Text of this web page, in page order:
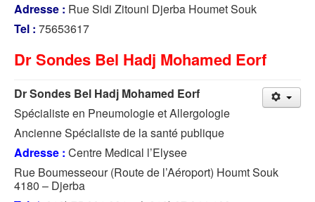
Adresse : Rue Sidi Zitouni Djerba Houmet Souk
Tel : 75653617
Dr Sondes Bel Hadj Mohamed Eorf
Dr Sondes Bel Hadj Mohamed Eorf
Spécialiste en Pneumologie et Allergologie
Ancienne Spécialiste de la santé publique
Adresse : Centre Medical l’Elysee
Rue Boumesseour (Route de l’Aéroport) Houmt Souk
4180 – Djerba